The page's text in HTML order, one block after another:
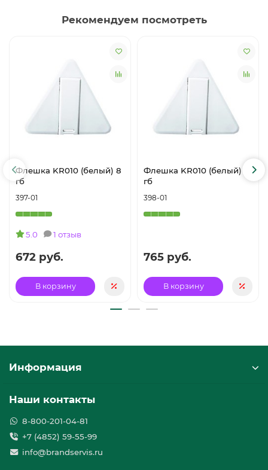
Рекомендуем посмотреть
Флешка KR010 (белый) 8
гб
397-01
5.0 1 отзыв
672 руб.
В корзину
Флешка KR010 (белый) 16
гб
398-01
765 руб.
В корзину
Информация
Наши контакты
8-800-201-04-81
+7 (4852) 59-55-99
info@brandservis.ru